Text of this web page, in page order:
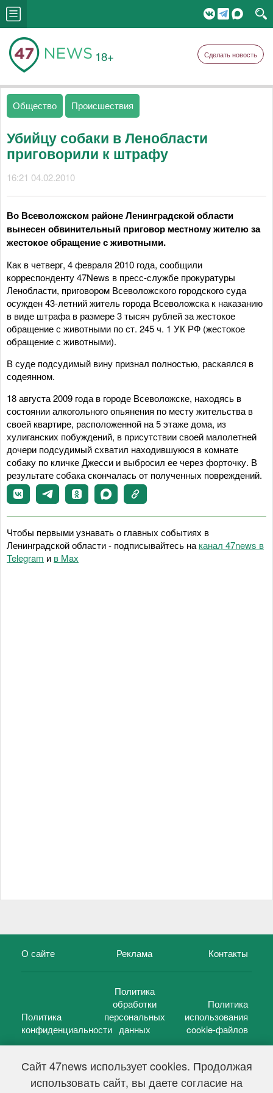
Сайт 47news использует cookies. Продолжая
использовать сайт, вы даете согласие на
18+ Сделать новость
Общество Происшествия
Убийцу собаки в Ленобласти
приговорили к штрафу
16:21 04.02.2010
Во Всеволожском районе Ленинградской области
вынесен обвинительный приговор местному жителю за
жестокое обращение с животными.
Как в четверг, 4 февраля 2010 года, сообщили
корреспонденту 47News в пресс-службе прокуратуры
Ленобласти, приговором Всеволожского городского суда
осужден 43-летний житель города Всеволожска к наказанию
в виде штрафа в размере 3 тысяч рублей за жестокое
обращение с животными по ст. 245 ч. 1 УК РФ (жестокое
обращение с животными).
В суде подсудимый вину признал полностью, раскаялся в
содеянном.
18 августа 2009 года в городе Всеволожске, находясь в
состоянии алкогольного опьянения по месту жительства в
своей квартире, расположенной на 5 этаже дома, из
хулиганских побуждений, в присутствии своей малолетней
дочери подсудимый схватил находившуюся в комнате
собаку по кличке Джесси и выбросил ее через форточку. В
результате собака скончалась от полученных повреждений.
Чтобы первыми узнавать о главных событиях в
Ленинградской области - подписывайтесь на канал 47news в
Telegram и в Maх
О сайте Реклама Контакты
Политика
конфиденциальности
Политика
обработки
персональных
данных
Политика
использования
cookie-файлов
47 новостей (47 news)2005 — 2026 г.